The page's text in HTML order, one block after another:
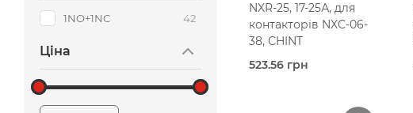
1NO+1NC 42
Ціна
NXR-25, 17-25А, для
контакторів NXC-06-
38, CHINT
523.56 грн